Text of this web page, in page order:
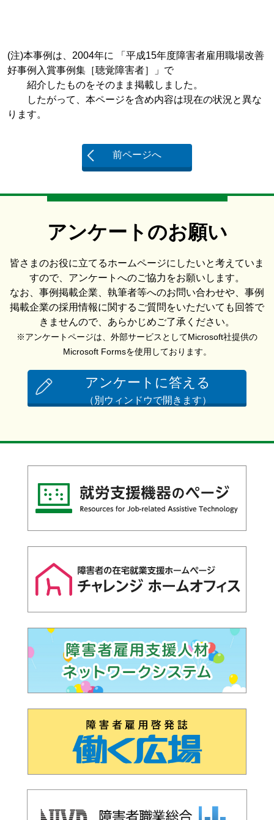
(注)本事例は、2004年に 「平成15年度障害者雇用職場改善
好事例入賞事例集［聴覚障害者］」で
紹介したものをそのまま掲載しました。
したがって、本ページを含め内容は現在の状況と異な
ります。
前ページへ
アンケートのお願い
皆さまのお役に立てるホームページにしたいと考えていま
すので、アンケートへのご協力をお願いします。
なお、事例掲載企業、執筆者等へのお問い合わせや、事例
掲載企業の採用情報に関するご質問をいただいても回答で
きませんので、あらかじめご了承ください。
※アンケートページは、外部サービスとしてMicrosoft社提供の
Microsoft Formsを使用しております。
アンケートに答える
（別ウィンドウで開きます）